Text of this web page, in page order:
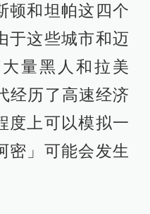
顿和坦帕这四个
于这些城市和迈
量黑人和拉美
经历了高速经济
度上可以模拟一
密」可能会发生